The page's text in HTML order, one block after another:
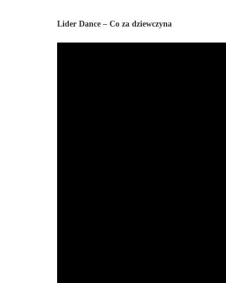
Lider Dance – Co za dziewczyna